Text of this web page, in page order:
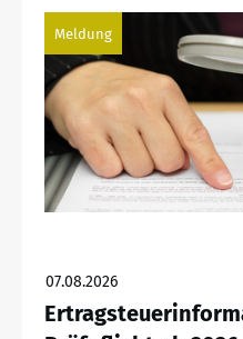
Meldung
07.08.2026